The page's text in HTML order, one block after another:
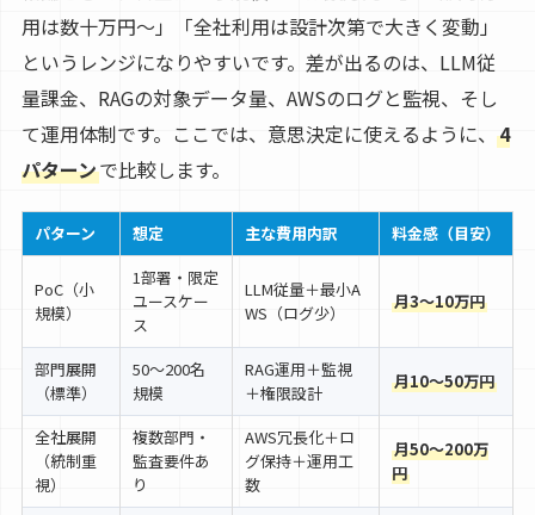
用は数十万円〜」「全社利用は設計次第で大きく変動」
というレンジになりやすいです。差が出るのは、LLM従
量課金、RAGの対象データ量、AWSのログと監視、そし
て運用体制です。ここでは、意思決定に使えるように、 4
パターンで比較します。
パターン 想定 主な費用内訳 料金感（目安）
PoC（小
規模）
1部署・限定
ユースケー
ス
LLM従量＋最小A
WS（ログ少）
月3〜10万円
部門展開
（標準）
50〜200名
規模
RAG運用＋監視
＋権限設計
月10〜50万円
全社展開
（統制重
視）
複数部門・
監査要件あ
り
AWS冗長化＋ロ
グ保持＋運用工
数
月50〜200万
円